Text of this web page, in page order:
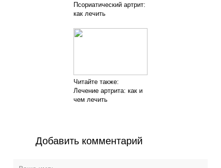
Псориатический артрит:
как лечить
Читайте также:
Лечение артрита: как и
чем лечить
Добавить комментарий